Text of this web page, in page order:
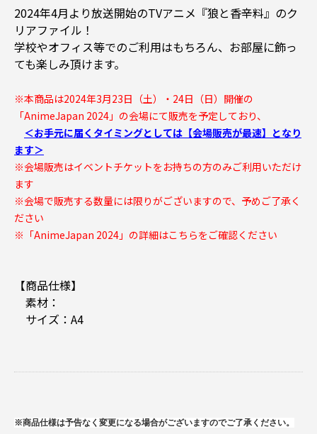
2024年4月より放送開始のTVアニメ『狼と香辛料』のク
リアファイル！
学校やオフィス等でのご利用はもちろん、お部屋に飾っ
ても楽しみ頂けます。
※本商品は2024年3月23日（土）・24日（日）開催の
「AnimeJapan 2024」の会場にて販売を予定しており、
＜お手元に届くタイミングとしては【会場販売が最速】となり
ます＞
※会場販売はイベントチケットをお持ちの方のみご利用いただけ
ます
※会場で販売する数量には限りがございますので、予めご了承く
ださい
※「AnimeJapan 2024」の詳細はこちらをご確認ください
【商品仕様】
素材：
サイズ：A4
※商品仕様は予告なく変更になる場合がございますのでご了承ください。